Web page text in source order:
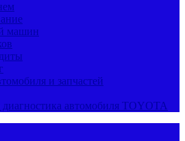
машин
и запчастей
автомобиля TOYOTA